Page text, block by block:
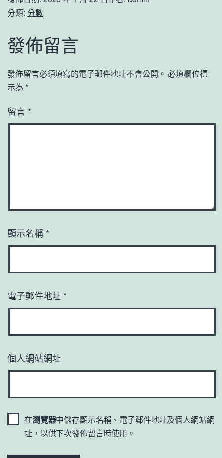
分類: 分數
發佈留言
發佈留言必須填寫的電子郵件地址不會公開。 必填欄位標
示為 *
留言 *
顯示名稱 *
電子郵件地址 *
個人網站網址
在瀏覽器中儲存顯示名稱、電子郵件地址及個人網站網
址，以供下次發佈留言時使用。